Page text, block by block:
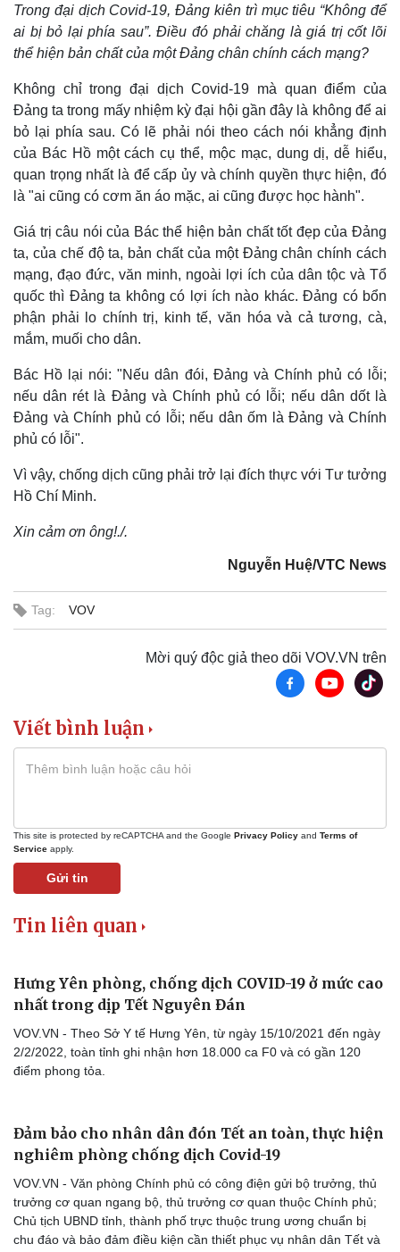
Bóng đá
Lịch thi đấu bóng đá
Thế giới thể thao
Ô tô - Xe máy
Ô tô
Tư vấn
Trong đại dịch Covid-19, Đảng kiên trì mục tiêu “Không để
ai bị bỏ lại phía sau”. Điều đó phải chăng là giá trị cốt lõi
thể hiện bản chất của một Đảng chân chính cách mạng?
Không chỉ trong đại dịch Covid-19 mà quan điểm của
Đảng ta trong mấy nhiệm kỳ đại hội gần đây là không để ai
bỏ lại phía sau. Có lẽ phải nói theo cách nói khẳng định
của Bác Hồ một cách cụ thể, mộc mạc, dung dị, dễ hiểu,
quan trọng nhất là để cấp ủy và chính quyền thực hiện, đó
là "ai cũng có cơm ăn áo mặc, ai cũng được học hành".
Giá trị câu nói của Bác thể hiện bản chất tốt đẹp của Đảng
ta, của chế độ ta, bản chất của một Đảng chân chính cách
mạng, đạo đức, văn minh, ngoài lợi ích của dân tộc và Tổ
quốc thì Đảng ta không có lợi ích nào khác. Đảng có bổn
phận phải lo chính trị, kinh tế, văn hóa và cả tương, cà,
mắm, muối cho dân.
Bác Hồ lại nói: "Nếu dân đói, Đảng và Chính phủ có lỗi;
nếu dân rét là Đảng và Chính phủ có lỗi; nếu dân dốt là
Đảng và Chính phủ có lỗi; nếu dân ốm là Đảng và Chính
phủ có lỗi".
Vì vậy, chống dịch cũng phải trở lại đích thực với Tư tưởng
Hồ Chí Minh.
Xin cảm ơn ông!./.
Nguyễn Huệ/VTC News
Tag: VOV
Mời quý độc giả theo dõi VOV.VN trên
Viết bình luận
This site is protected by reCAPTCHA and the Google Privacy Policy and Terms of
Service apply.
Gửi tin
Tin liên quan
Hưng Yên phòng, chống dịch COVID-19 ở mức cao
nhất trong dịp Tết Nguyên Đán
VOV.VN - Theo Sở Y tế Hưng Yên, từ ngày 15/10/2021 đến ngày
2/2/2022, toàn tỉnh ghi nhận hơn 18.000 ca F0 và có gần 120
điểm phong tỏa.
Đảm bảo cho nhân dân đón Tết an toàn, thực hiện
nghiêm phòng chống dịch Covid-19
VOV.VN - Văn phòng Chính phủ có công điện gửi bộ trưởng, thủ
trưởng cơ quan ngang bộ, thủ trưởng cơ quan thuộc Chính phủ;
Chủ tịch UBND tỉnh, thành phố trực thuộc trung ương chuẩn bị
chu đáo và bảo đảm điều kiện cần thiết phục vụ nhân dân Tết và